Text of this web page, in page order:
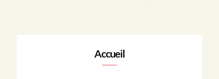
ATELIER VÉLO À PARIS 15
Accueil